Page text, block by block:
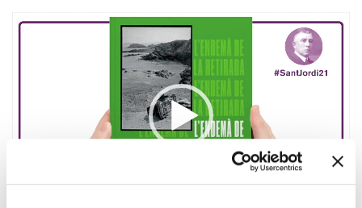
de